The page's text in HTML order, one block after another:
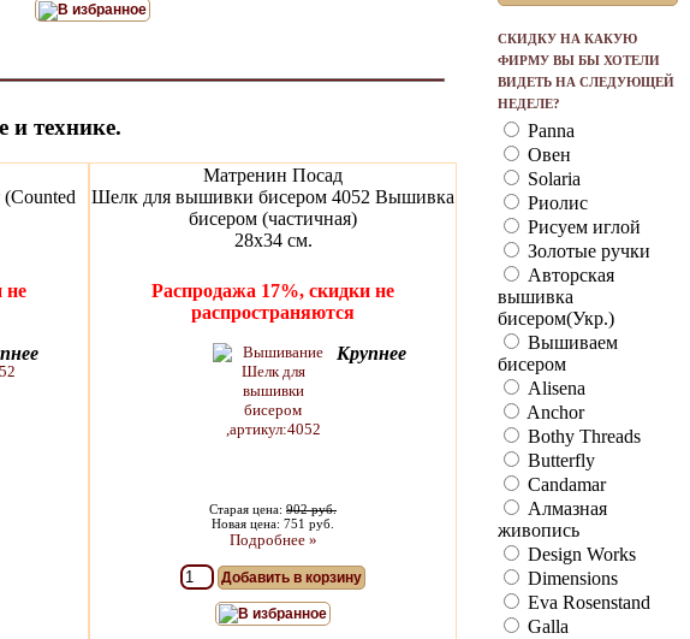
В избранное
и технике.
не
Матренин Посад
Шелк для вышивки бисером 4052 Вышивка
бисером (частичная)
28x34 см.
Распродажа 17%, скидки не
распространяются
Крупнее
Старая цена: 902 руб.
Новая цена: 751 руб.
Подробнее »
Добавить в корзину
В избранное
СКИДКУ НА КАКУЮ
ФИРМУ ВЫ БЫ ХОТЕЛИ
ВИДЕТЬ НА СЛЕДУЮЩЕЙ
НЕДЕЛЕ?
Panna
Овен
Solaria
Риолис
Рисуем иглой
Золотые ручки
Авторская
вышивка
бисером(Укр.)
Вышиваем
бисером
Alisena
Anchor
Bothy Threads
Butterfly
Candamar
Алмазная
живопись
Design Works
Dimensions
Eva Rosenstand
Galla